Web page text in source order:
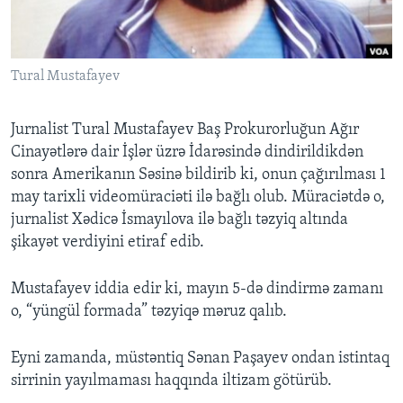
BIZI IZLƏYIN
Dillər
Tural Mustafayev
Jurnalist Tural Mustafayev Baş Prokurorluğun Ağır
Cinayətlərə dair İşlər üzrə İdarəsində dindirildikdən
sonra Amerikanın Səsinə bildirib ki, onun çağırılması 1
may tarixli videomüraciəti ilə bağlı olub. Müraciətdə o,
jurnalist Xədicə İsmayılova ilə bağlı təzyiq altında
şikayət verdiyini etiraf edib.
Mustafayev iddia edir ki, mayın 5-də dindirmə zamanı
o, “yüngül formada” təzyiqə məruz qalıb.
Eyni zamanda, müstəntiq Sənan Paşayev ondan istintaq
sirrinin yayılmaması haqqında iltizam götürüb.